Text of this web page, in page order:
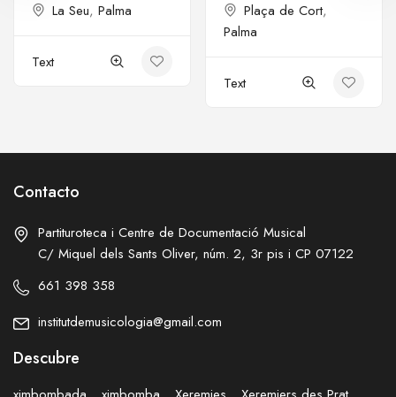
La Seu, Palma
Text
Plaça de Cort,
Palma
Text
Contacto
Partituroteca i Centre de Documentació Musical
C/ Miquel dels Sants Oliver, núm. 2, 3r pis i CP 07122
661 398 358
institutdemusicologia@gmail.com
Descubre